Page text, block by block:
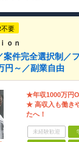
不要
ｏｎ
案件完全選択制／
円～／副業自由
★年収1000万円
★ 高収入も働き
たへ！
未経験歓迎